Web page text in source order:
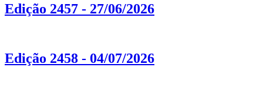
Edição 2457 - 27/06/2026
Edição 2458 - 04/07/2026